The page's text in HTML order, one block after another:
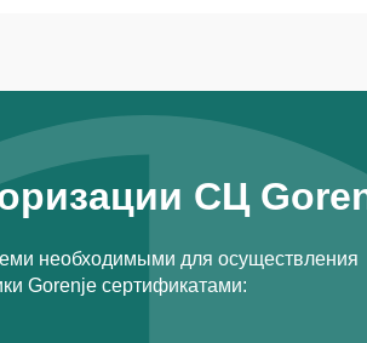
СЦ
необходимыми для осуществления
Gorenje сертификатами: